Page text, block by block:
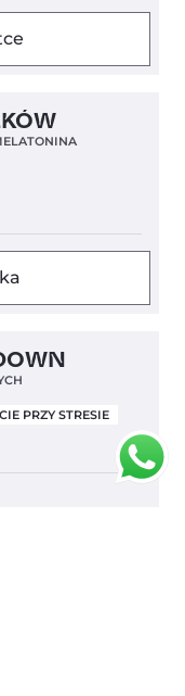
PRZY STRESIE